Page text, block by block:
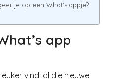
je op een What’s appje?
app
vind: al die nieuwe